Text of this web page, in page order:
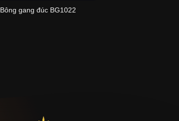
Bông gang đúc BG1022